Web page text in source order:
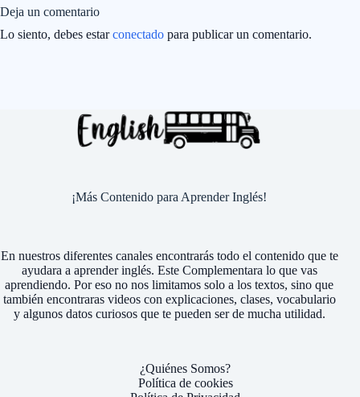
Deja un comentario
Lo siento, debes estarconectado para publicar un comentario.
¡Más Contenido para Aprender Inglés!
En nuestros diferentes canales encontrarás todo el contenido que te
ayudara a aprender inglés. Este Complementara lo que vas
aprendiendo. Por eso no nos limitamos solo a los textos, sino que
también encontraras videos con explicaciones, clases, vocabulario
y algunos datos curiosos que te pueden ser de mucha utilidad.
¿Quiénes Somos?
Política de cookies